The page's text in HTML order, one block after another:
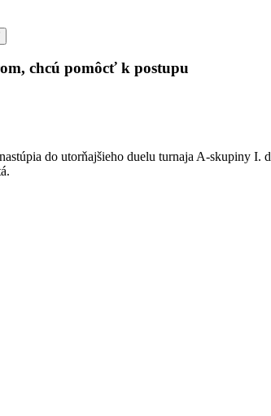
chcú pomôcť k postupu
do utorňajšieho duelu turnaja A-skupiny